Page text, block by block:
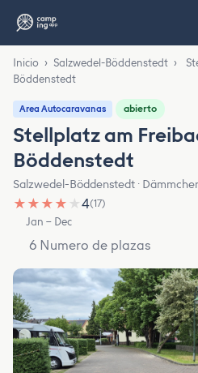
Inicio › Salzwedel-Böddenstedt ›
Böddenstedt
Area Autocaravanas abierto
Stellplatz am
Böddenstedt
Salzwedel-Böddenstedt ·
★ ★ ★ ★ ★4(17)
Jan – Dec
6 Numero de plazas